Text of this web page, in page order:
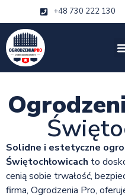
+48 730 222 130
Solidne i estetyczne
Świętochłowicach to
cenią sobie trwałość,
firma, Ogrodzenia Pro,